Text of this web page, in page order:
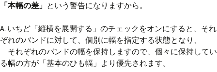
「本幅の差」 という警告になりますから。
A. いちど「縦横を展開する」のチェックをオンにすると、それ
ぞれのバンドに対して、個別に幅を指定する状態となり、
それぞれのバンドの幅を保持しますので、個々に保持してい
る幅の方が「基本のひも幅」より優先されます。